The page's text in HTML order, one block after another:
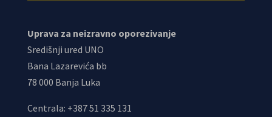
Uprava za neizravno oporezivanje
Središnji ured UNO
Bana Lazarevića bb
78 000 Banja Luka
Centrala: +387 51 335 131